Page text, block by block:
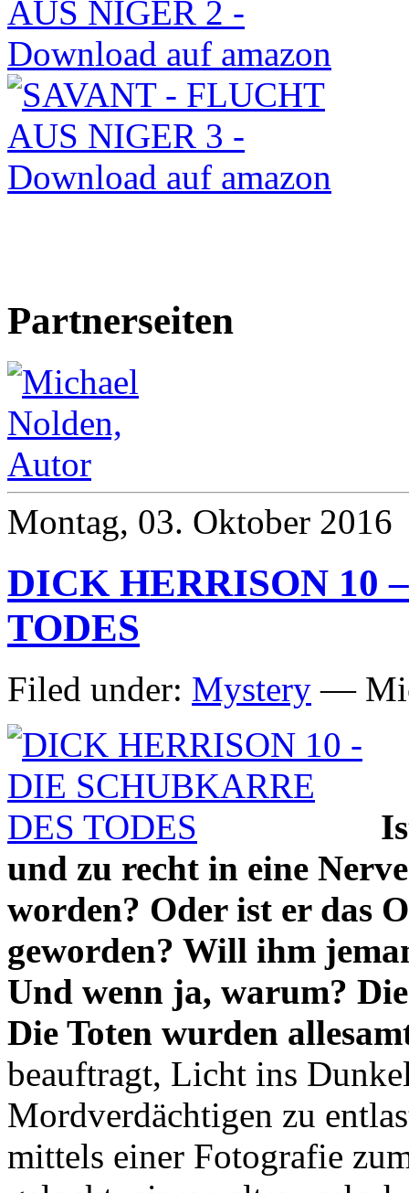
Partnerseiten
Montag, 03. Oktober 2016
DICK HERRISON 10
TODES
Filed under: Mystery —
und zu recht in eine
worden? Oder ist er das
geworden? Will ihm
Und wenn ja, warum?
Die Toten wurden
beauftragt, Licht ins
Mordverdächtigen zu
mittels einer Fotografie